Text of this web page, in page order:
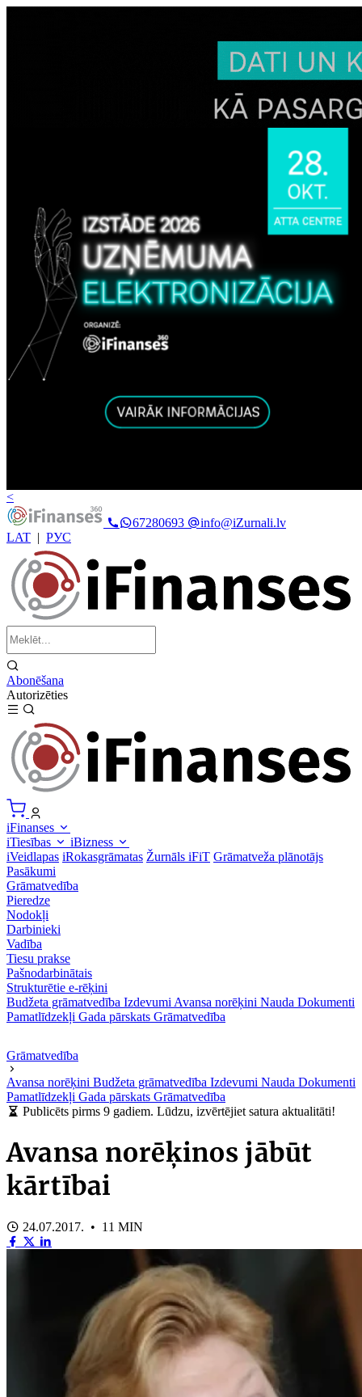
<
67280693
info@iZurnali.lv
LAT | РУС
Abonēšana
Autorizēties
iFinanses
iTiesības
iBizness
iVeidlapas iRokasgrāmatas Žurnāls iFiT Grāmatveža plānotājs
Pasākumi
Grāmatvedība
Pieredze
Nodokļi
Darbinieki
Vadība
Tiesu prakse
Pašnodarbinātais
Strukturētie e-rēķini
Budžeta grāmatvedība Izdevumi Avansa norēķini Nauda Dokumenti
Pamatlīdzekļi Gada pārskats Grāmatvedība
Grāmatvedība
Avansa norēķini Budžeta grāmatvedība Izdevumi Nauda Dokumenti
Pamatlīdzekļi Gada pārskats Grāmatvedība
Publicēts pirms 9 gadiem. Lūdzu, izvērtējiet satura aktualitāti!
Avansa norēķinos jābūt
kārtībai
24.07.2017. • 11 MIN